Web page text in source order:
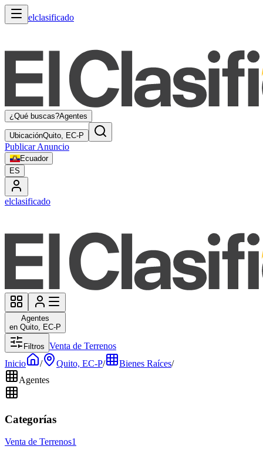
elclasificado
¿Qué buscas?Agentes
UbicaciónQuito, EC-P
Publicar Anuncio
Ecuador
ES
elclasificado
Agentes
en Quito, EC-P
Filtros Venta de Terrenos
Inicio
/ Quito, EC-P/ Bienes Raíces/
Agentes
Categorías
Venta de Terrenos1